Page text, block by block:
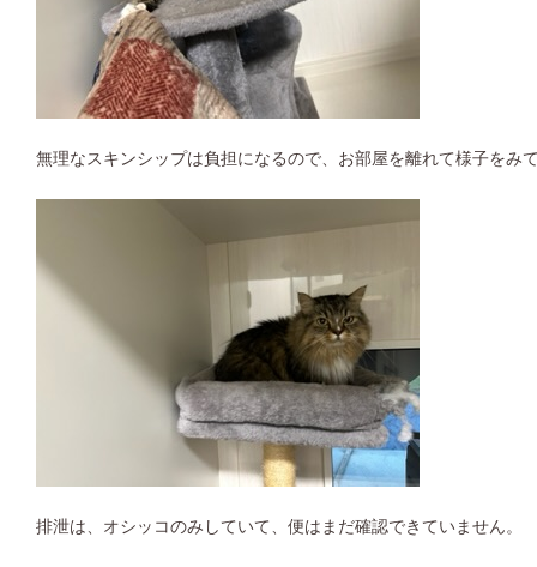
無理なスキンシップは負担になるので、お部屋を離れて様子をみ
排泄は、オシッコのみしていて、便はまだ確認できていません。